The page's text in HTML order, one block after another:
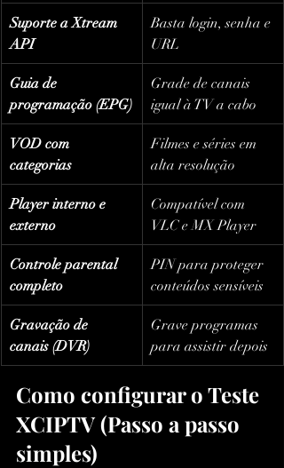
Suporte a Xtream
API
Basta login, senha e
URL
Guia de
programação (EPG)
Grade de canais
igual à TV a cabo
VOD com
categorias
Filmes e séries em
alta resolução
Player interno e
externo
Compatível com
VLC e MX Player
Controle parental
completo
PIN para proteger
conteúdos sensíveis
Gravação de
canais (DVR)
Grave programas
para assistir depois
Como configurar o Teste
XCIPTV (Passo a passo
simples)